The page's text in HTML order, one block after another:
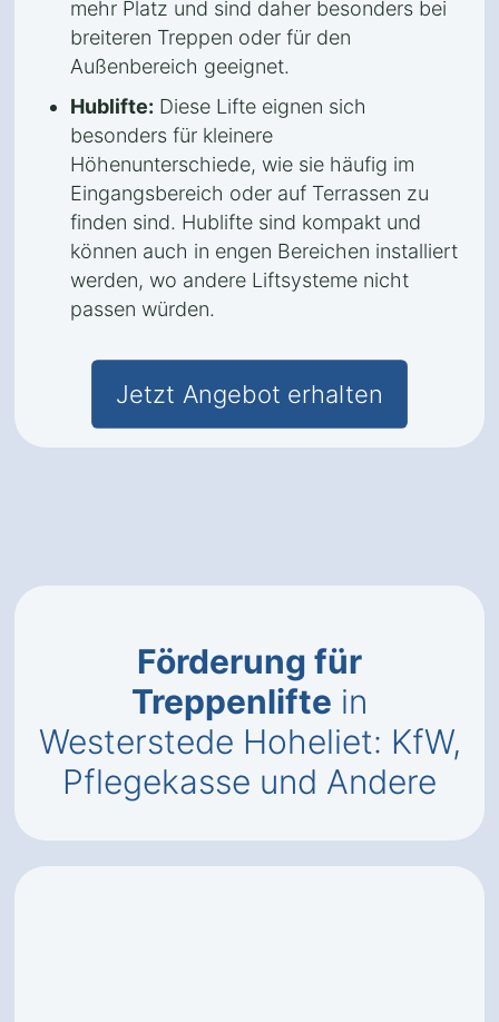
mehr Platz und sind daher besonders bei
breiteren Treppen oder für den
Außenbereich geeignet.
Hublifte: Diese Lifte eignen sich
besonders für kleinere
Höhenunterschiede, wie sie häufig im
Eingangsbereich oder auf Terrassen zu
finden sind. Hublifte sind kompakt und
können auch in engen Bereichen installiert
werden, wo andere Liftsysteme nicht
passen würden.
Jetzt Angebot erhalten
Förderung für
Treppenlifte in
Westerstede Hoheliet: KfW,
Pflegekasse und Andere